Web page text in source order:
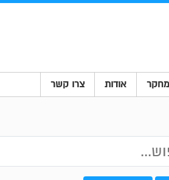
מחקר אודות צרו קשר